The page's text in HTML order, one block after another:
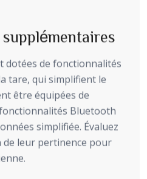
dotées de fonctionnalités
tare, qui simplifient le
être équipées de
Bluetooth
simplifiée. Évaluez
leur pertinence pour